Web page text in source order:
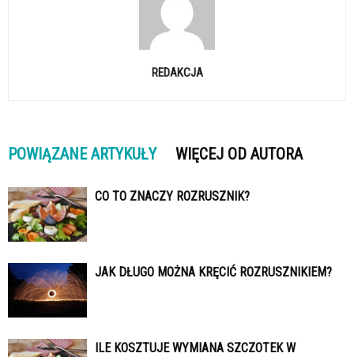
REDAKCJA
POWIĄZANE ARTYKUŁY WIĘCEJ OD AUTORA
CO TO ZNACZY ROZRUSZNIK?
JAK DŁUGO MOŻNA KRĘCIĆ ROZRUSZNIKIEM?
ILE KOSZTUJE WYMIANA SZCZOTEK W